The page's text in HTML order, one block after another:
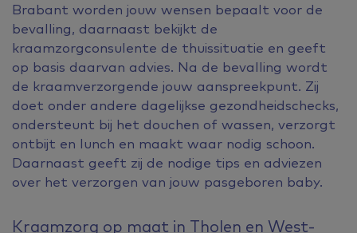
Brabant worden jouw wensen bepaalt voor de
bevalling, daarnaast bekijkt de
kraamzorgconsulente de thuissituatie en geeft
op basis daarvan advies. Na de bevalling wordt
de kraamverzorgende jouw aanspreekpunt. Zij
doet onder andere dagelijkse gezondheidschecks,
ondersteunt bij het douchen of wassen, verzorgt
ontbijt en lunch en maakt waar nodig schoon.
Daarnaast geeft zij de nodige tips en adviezen
over het verzorgen van jouw pasgeboren baby.
Kraamzorg op maat in Tholen en West-